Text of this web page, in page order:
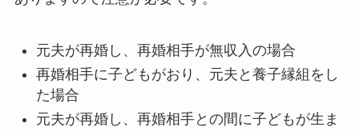
元夫が再婚し、再婚相手が無収入の場合
再婚相手に子どもがおり、元夫と養子縁組をし
た場合
元夫が再婚し、再婚相手との間に子どもが生ま